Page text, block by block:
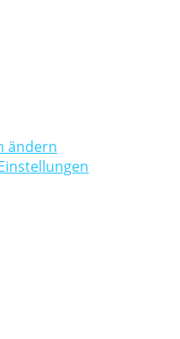
ändern